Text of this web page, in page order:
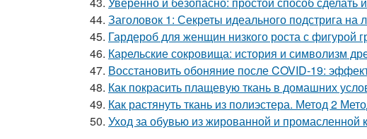
44. Заголовок 1: Секреты идеального подстрига на
45. Гардероб для женщин низкого роста с фигурой
46. Карельские сокровища: история и символизм
47. Восстановить обоняние после COVID-19:
48. Как покрасить плащевую ткань в домашних
49. Как растянуть ткань из полиэстера. Метод 2
50. Уход за обувью из жированной и